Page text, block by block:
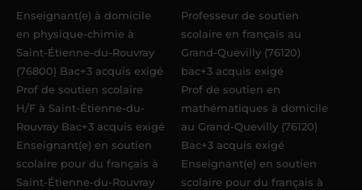
Enseignant(e) à domicile
en physique-chimie à
Saint-Étienne-du-Rouvray
(76800) Bac+3 acquis exigé
Prof de soutien scolaire
H/F à Saint-Étienne-du-
Rouvray Bac+3 acquis exigé
Enseignant(e) en soutien
scolaire pour du français à
Saint-Étienne-du-Rouvray
Professeur de soutien
scolaire en français au
Grand-Quevilly (76120)
bac+3 acquis exigé
Prof de soutien en
mathématiques à domicile
au Grand-Quevilly (76120)
Bac+3 acquis exigé
Enseignant(e) en soutien
scolaire pour du français à